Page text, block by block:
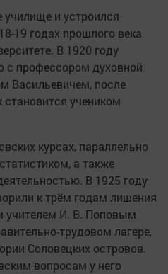
училище и устроился
19 годах прошлого века
В 1920 году
с профессором духовной
Васильевичем, после
становится учеником
курсах, параллельно
а также
В 1925 году
к трём годам лишения
учителем И. В. Поповым
трудовом лагере,
Соловецких островов.
вопросам у него